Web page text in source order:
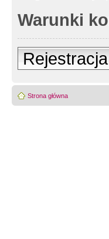
Warunki
Rejestracja
Strona główna